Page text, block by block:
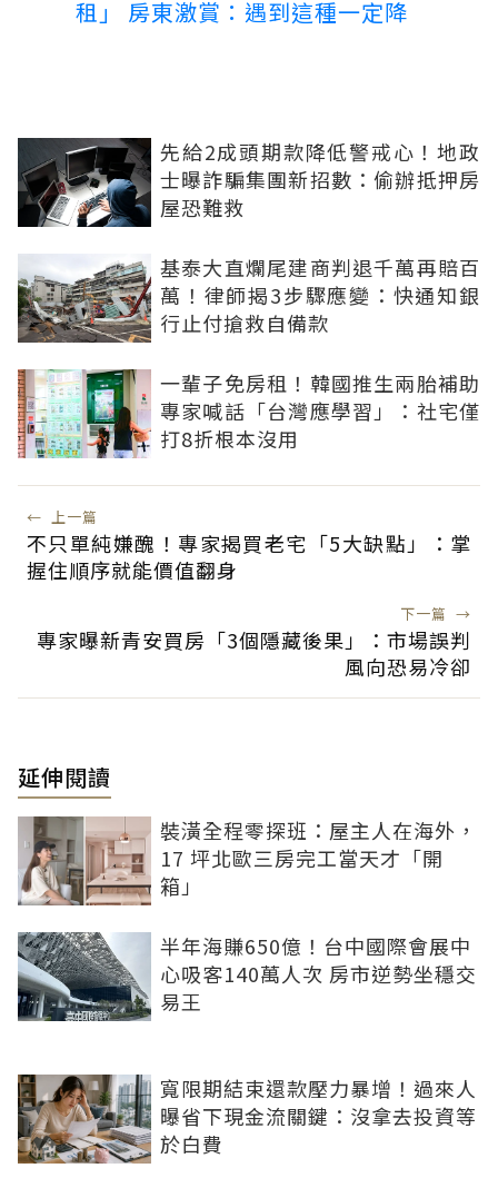
租」 房東激賞：遇到這種一定降
先給2成頭期款降低警戒心！地政
士曝詐騙集團新招數：偷辦抵押房
屋恐難救
基泰大直爛尾建商判退千萬再賠百
萬！律師揭3步驟應變：快通知銀
行止付搶救自備款
一輩子免房租！韓國推生兩胎補助
專家喊話「台灣應學習」：社宅僅
打8折根本沒用
← 上一篇
不只單純嫌醜！專家揭買老宅「5大缺點」：掌
握住順序就能價值翻身
下一篇 →
專家曝新青安買房「3個隱藏後果」：市場誤判
風向恐易冷卻
延伸閱讀
裝潢全程零探班：屋主人在海外，
17 坪北歐三房完工當天才「開
箱」
半年海賺650億！台中國際會展中
心吸客140萬人次 房市逆勢坐穩交
易王
寬限期結束還款壓力暴增！過來人
曝省下現金流關鍵：沒拿去投資等
於白費